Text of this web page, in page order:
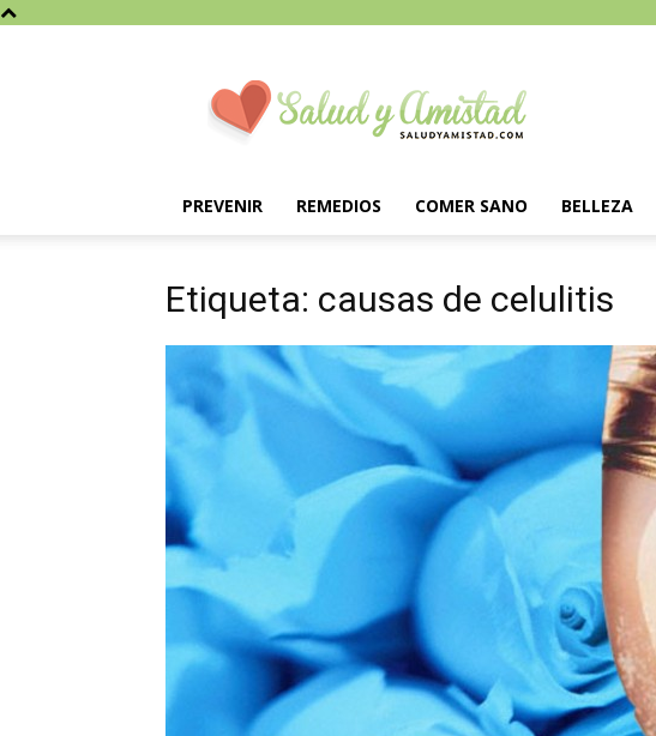
PREVENIR REMEDIOS COMER SANO BELLEZA
Etiqueta: causas de celulitis